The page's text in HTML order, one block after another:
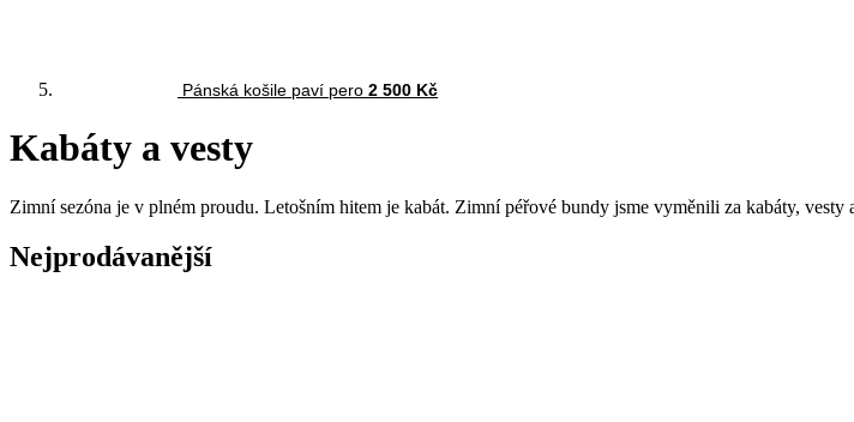
Pánská košile paví pero 2 500 Kč
Kabáty a vesty
Zimní sezóna je v plném proudu. Letošním hitem je kabát. Zimní péřové bundy jsme vyměnili za kabáty,
Nejprodávanější